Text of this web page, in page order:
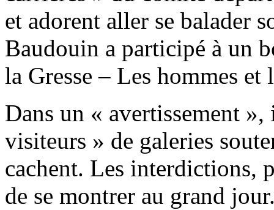
et adorent aller se balader
Baudouin a participé à un
la Gresse – Les hommes et
Dans un « avertissement
visiteurs » de galeries
cachent. Les interdictions,
de se montrer au grand